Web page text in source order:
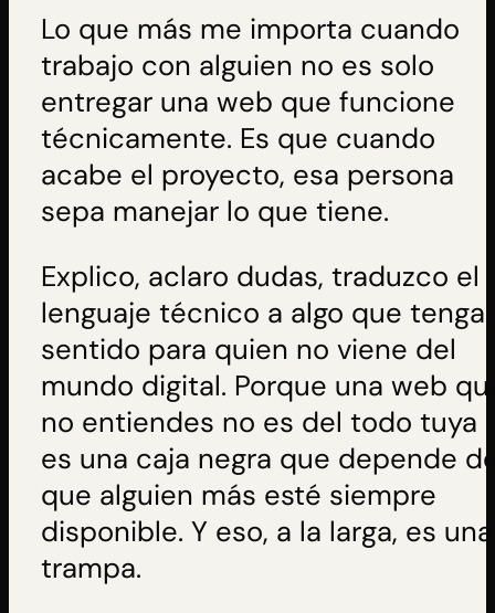
Lo que más me importa cuando
trabajo con alguien no es solo
entregar una web que funcione
técnicamente. Es que cuando
acabe el proyecto, esa persona
sepa manejar lo que tiene.
Explico, aclaro dudas, traduzco el
lenguaje técnico a algo que tenga
sentido para quien no viene del
mundo digital. Porque una web
no entiendes no es del todo tuya
es una caja negra que depende
que alguien más esté siempre
disponible. Y eso, a la larga, es una
trampa.